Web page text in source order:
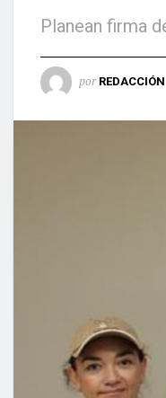
Planean firma
por REDACCIÓN